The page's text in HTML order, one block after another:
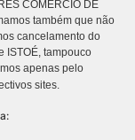
COMÉRCIO DE
também que não
cancelamento do
ISTOÉ, tampouco
apenas pelo
sites.